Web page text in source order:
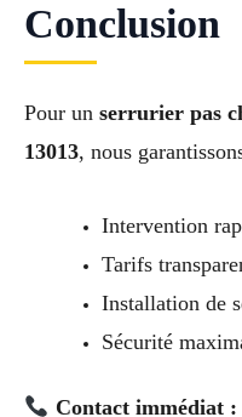
Conclusion
Pour un serrurier pas
13013, nous
Intervention
Tarifs
Installation de
Sécurité
Contact immédiat :